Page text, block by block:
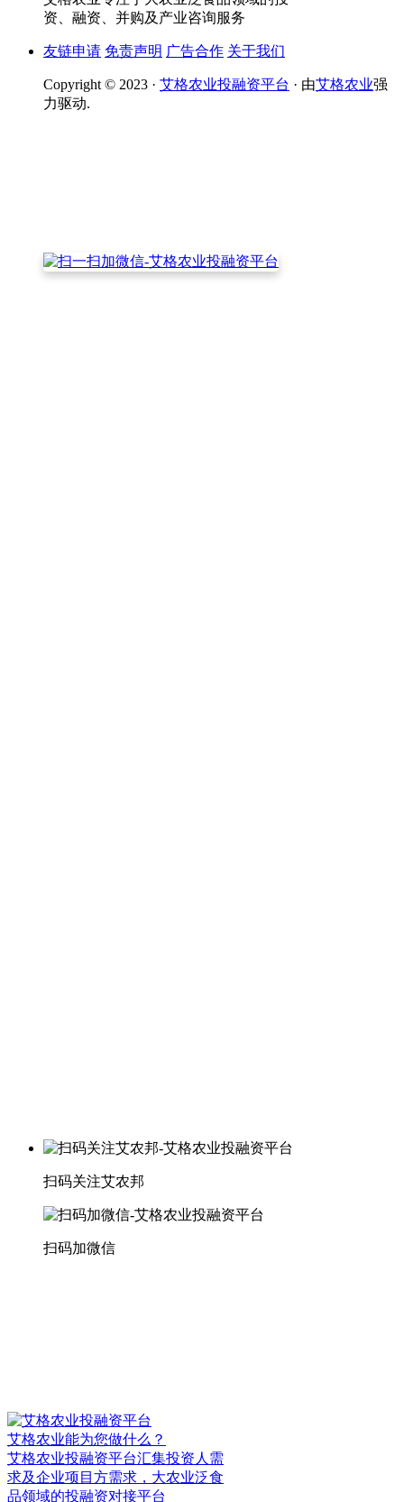
资、融资、并购及产业咨询服务
友链申请 免责声明 广告合作 关于我们
Copyright © 2023 · 艾格农业投融资平台 · 由艾格农业强
力驱动.
扫码关注艾农邦
扫码加微信
艾格农业能为您做什么？
艾格农业投融资平台汇集投资人需
求及企业项目方需求，大农业泛食
品领域的投融资对接平台